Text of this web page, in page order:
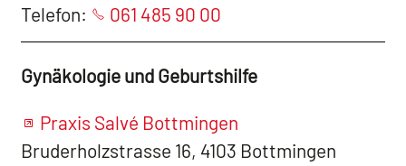
Telefon:
061 485 90 00
Gynäkologie und Geburtshilfe
Praxis Salvé Bottmingen
Bruderholzstrasse 16, 4103 Bottmingen